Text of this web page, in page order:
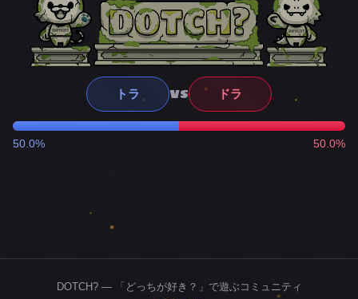
トラ VS ドラ
50.0% 50.0%
DOTCH? — 「どっちが好き？」で遊ぶコミュニティ